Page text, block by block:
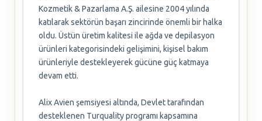
Kozmetik & Pazarlama A.Ş. ailesine 2004 yılında
katılarak sektörün başarı zincirinde önemli bir halka
oldu. Üstün üretim kalitesi ile ağda ve depilasyon
ürünleri kategorisindeki gelişimini, kişisel bakım
ürünleriyle destekleyerek gücüne güç katmaya
devam etti.
Alix Avien şemsiyesi altında, Devlet tarafından
desteklenen Turquality programı kapsamına